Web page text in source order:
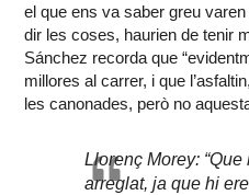
el que ens va saber greu
dir les coses, haurien de tenir
Sánchez recorda que
millores al carrer, i que
les canonades, però no
Llorenç Morey:
arreglat, ja que hi